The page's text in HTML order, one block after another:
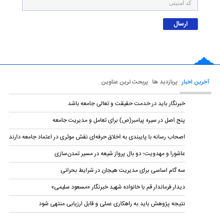
آخرین اخبار پربازدید ها پربحث ترین عناوین
خبرنگار باید در خدمت حقیقت و تعالی جامعه باشد
پنج اصل در سیره پیامبر(ص) برای تعامل و مدیریت جامعه
اصحاب رسانه با پایبندی به اخلاق حرفه‌ای نقش موثری در اعتماد جامعه دارند
عاشورا و مهدویت؛ دو بال پرواز شیعه در مسیر تمدن‌سازی
سه گام اساسی برای مدیریت هیجان در شرایط بحرانی
دیدار فرماندار قم با خانواده شهید خبرنگار «مسعود سلیمی»
نتیجه پژوهش باید به راهکاری عملی و قابل ارزیابی منتهی شود